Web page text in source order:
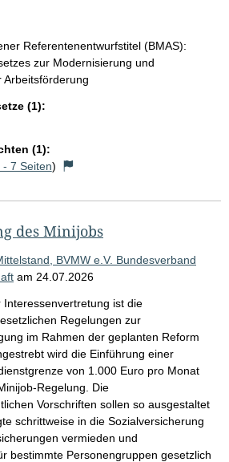
Referentenentwurfstitel (BMAS):
zur Modernisierung und
Arbeitsförderung
(1):
(1):
- 7 Seiten)
des Minijobs
BVMW e.V. Bundesverband
am 24.07.2026
Interessenvertretung ist die
Regelungen zur
im Rahmen der geplanten Reform
wird die Einführung einer
von 1.000 Euro pro Monat
Regelung. Die
Vorschriften sollen so ausgestaltet
schrittweise in die Sozialversicherung
vermieden und
bestimmte Personengruppen gesetzlich